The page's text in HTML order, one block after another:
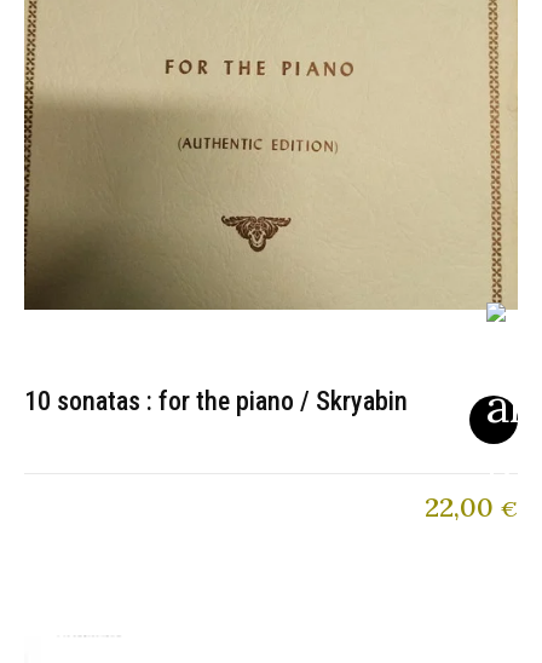
10 sonatas : for the piano / Skryabin
22,00 €